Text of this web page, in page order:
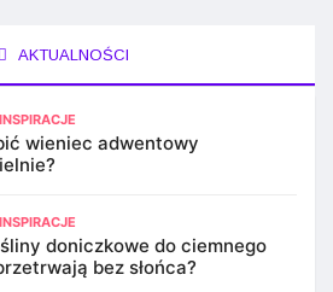
AKTUALNOŚCI
wieniec adwentowy
doniczkowe do ciemnego
bez słońca?